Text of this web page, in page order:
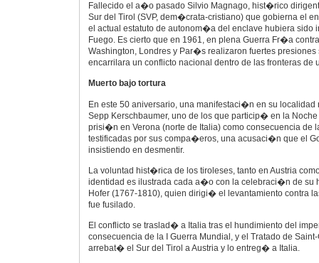
Fallecido el a�o pasado Silvio Magnago, hist�rico
Sur del Tirol (SVP, dem�crata-cristiano) que gobierna el
el actual estatuto de autonom�a del enclave hubiera sido
Fuego. Es cierto que en 1961, en plena Guerra Fr�a
Washington, Londres y Par�s realizaron fuertes presiones
encarrilara un conflicto nacional dentro de las fronteras de
Muerto bajo tortura
En este 50 aniversario, una manifestaci�n en su
Sepp Kerschbaumer, uno de los que particip� en la
prisi�n en Verona (norte de Italia) como consecuencia de
testificadas por sus compa�eros, una acusaci�n que el
insistiendo en desmentir.
La voluntad hist�rica de los tiroleses, tanto en Austria
identidad es ilustrada cada a�o con la celebraci�n de su
Hofer (1767-1810), quien dirigi� el levantamiento contra
fue fusilado.
El conflicto se traslad� a Italia tras el hundimiento del
consecuencia de la I Guerra Mundial, y el Tratado de
arrebat� el Sur del Tirol a Austria y lo entreg� a Italia.